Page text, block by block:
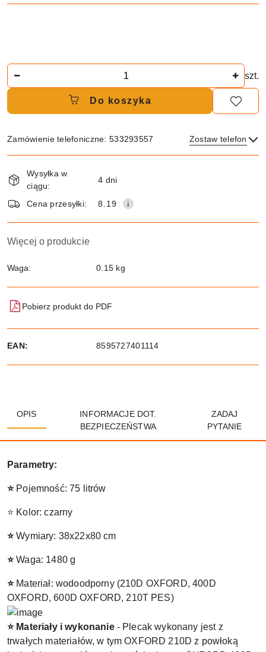
szt.
Do koszyka
Zamówienie telefoniczne: 533293557 Zostaw telefon
i
dostawa
Wysyłka w
ciągu:
4 dni
Cena przesyłki: 8.19
Więcej o produkcie
Waga: 0.15 kg
Pobierz produkt do PDF
EAN: 8595727401114
OPIS
INFORMACJE DOT.
BEZPIECZEŃSTWA
ZADAJ
PYTANIE
Parametry:
⭐Pojemność: 75 litrów
⭐ Kolor: czarny
⭐Wymiary: 38x22x80 cm
⭐Waga: 1480 g
⭐ Materiał: wodoodporny (210D OXFORD, 400D
OXFORD, 600D OXFORD, 210T PES)
⭐ Materiały i wykonanie- Plecak wykonany jest z
trwałych materiałów, w tym OXFORD 210D z powłoką